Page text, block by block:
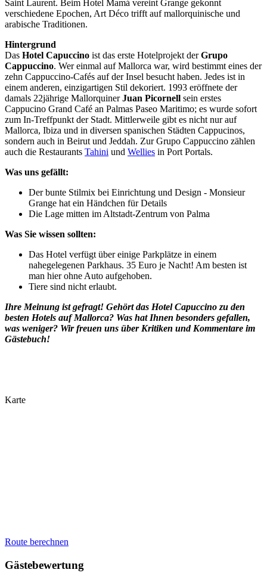
Saint Laurent. Beim Hotel Mamá vereint Grange gekonnt
verschiedene Epochen, Art Déco trifft auf mallorquinische und
arabische Traditionen.
Hintergrund
Das Hotel Capuccino ist das erste Hotelprojekt derGrupo
Cappuccino. Wer einmal auf Mallorca war, wird bestimmt eines der
zehn Cappuccino-Cafés auf der Insel besucht haben. Jedes ist in
einem anderen, einzigartigen Stil dekoriert. 1993 eröffnete der
damals 22jährige MallorquinerJuan Picornell sein erstes
Cappucino Grand Café an Palmas Paseo Maritimo; es wurde sofort
zum In-Treffpunkt der Stadt. Mittlerweile gibt es nicht nur auf
Mallorca, Ibiza und in diversen spanischen Städten Cappucinos,
sondern auch in Beirut und Jeddah. Zur Grupo Cappuccino zählen
auch die Restaurants Tahini und Wellies in Port Portals.
Was uns gefällt:
Der bunte Stilmix bei Einrichtung und Design - Monsieur
Grange hat ein Händchen für Details
Die Lage mitten im Altstadt-Zentrum von Palma
Was Sie wissen sollten:
Das Hotel verfügt über einige Parkplätze in einem
nahegelegenen Parkhaus. 35 Euro je Nacht! Am besten ist
man hier ohne Auto aufgehoben.
Tiere sind nicht erlaubt.
Ihre Meinung ist gefragt! Gehört das Hotel Capuccino zu den
besten Hotels auf Mallorca? Was hat Ihnen besonders gefallen,
was weniger? Wir freuen uns über Kritiken und Kommentare im
Gästebuch!
Karte
Route berechnen
Gästebewertung